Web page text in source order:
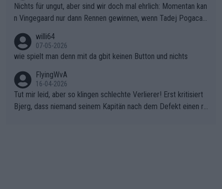
Nichts für ungut, aber sind wir doch mal ehrlich: Momentan kan
n Vingegaard nur dann Rennen gewinnen, wenn Tadej Pogacar
willi64
07-05-2026
wie spielt man denn mit da gbit keinen Button und nichts
FlyingWvA
16-04-2026
Tut mir leid, aber so klingen schlechte Verlierer! Erst kritisiert
Bjerg, dass niemand seinem Kapitän nach dem Defekt einen ro